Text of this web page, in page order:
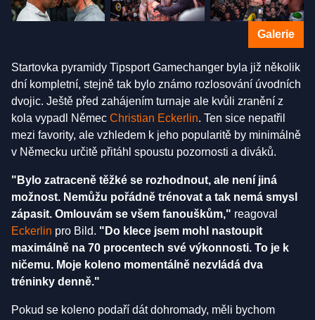
Galerie
Startovka pyramidy Tipsport Gamechanger byla již několik
dní kompletní, stejně tak bylo známo rozlosování úvodních
dvojic. Ještě před zahájením turnaje ale kvůli zranění z
kola vypadl Němec Christian Eckerlin. Ten sice nepatřil
mezi favority, ale vzhledem k jeho popularitě by minimálně
v Německu určitě přitáhl spoustu pozornosti a diváků.
"Bylo zatraceně těžké se rozhodnout, ale není jiná
možnost. Nemůžu pořádně trénovat a tak nemá smysl
zápasit. Omlouvám se všem fanouškům," reagoval
Eckerlin pro Bild. "Do klece jsem mohl nastoupit
maximálně na 70 procentech své výkonnosti. To je k
ničemu. Moje koleno momentálně nezvládá dva
tréninky denně."
Pokud se koleno podaří dát dohromady, měli bychom